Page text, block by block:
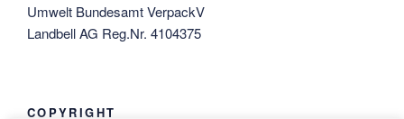
Umwelt Bundesamt VerpackV
Landbell AG Reg.Nr. 4104375
COPYRIGHT